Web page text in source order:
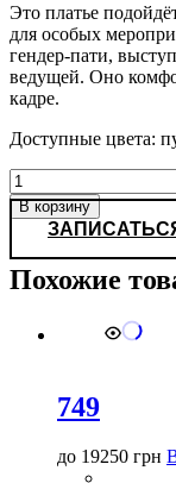
Это платье
для особых
гендер-пати,
ведущей. Оно
кадре.
Доступные цвета:
Количество
товара
Bivona
Цвета:
карамель,
В корзину
Похожие
749
до 19250 грн